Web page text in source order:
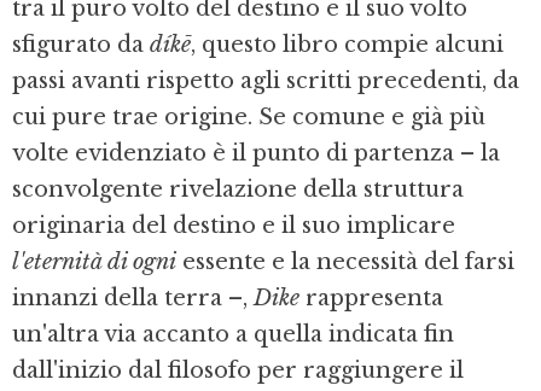
tra il puro volto del destino e il suo volto
sfigurato da díkē, questo libro compie alcuni
passi avanti rispetto agli scritti precedenti, da
cui pure trae origine. Se comune e già più
volte evidenziato è il punto di partenza – la
sconvolgente rivelazione della struttura
originaria del destino e il suo implicare
l'eternità di ogni essente e la necessità del farsi
innanzi della terra –,Dike rappresenta
un'altra via accanto a quella indicata fin
dall'inizio dal filosofo per raggiungere il